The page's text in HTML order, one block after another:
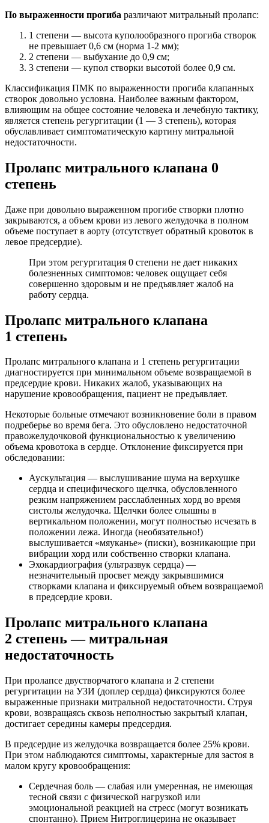
По выраженности прогиба различают митральный пролапс:
1 степени — высота куполообразного прогиба створок
не превышает 0,6 см (норма 1-2 мм);
2 степени — выбухание до 0,9 см;
3 степени — купол створки высотой более 0,9 см.
Классификация ПМК по выраженности прогиба клапанных
створок довольно условна. Наиболее важным фактором,
влияющим на общее состояние человека и лечебную тактику,
является степень регургитации (1 — 3 степень), которая
обуславливает симптоматическую картину митральной
недостаточности.
Пролапс митрального клапана 0
степень
Даже при довольно выраженном прогибе створки плотно
закрываются, а объем крови из левого желудочка в полном
объеме поступает в аорту (отсутствует обратный кровоток в
левое предсердие).
При этом регургитация 0 степени не дает никаких
болезненных симптомов: человек ощущает себя
совершенно здоровым и не предъявляет жалоб на
работу сердца.
Пролапс митрального клапана
1 степень
Пролапс митрального клапана и 1 степень регургитации
диагностируется при минимальном объеме возвращаемой в
предсердие крови. Никаких жалоб, указывающих на
нарушение кровообращения, пациент не предъявляет.
Некоторые больные отмечают возникновение боли в правом
подреберье во время бега. Это обусловлено недостаточной
правожелудочковой функциональностью к увеличению
объема кровотока в сердце. Отклонение фиксируется при
обследовании:
Аускультация — выслушивание шума на верхушке
сердца и специфического щелчка, обусловленного
резким напряжением расслабленных хорд во время
систолы желудочка. Щелчки более слышны в
вертикальном положении, могут полностью исчезать в
положении лежа. Иногда (необязательно!)
выслушивается «мяуканье» (писки), возникающие при
вибрации хорд или собственно створки клапана.
Эхокардиография (ультразвук сердца) —
незначительный просвет между закрывшимися
створками клапана и фиксируемый объем возвращаемой
в предсердие крови.
Пролапс митрального клапана
2 степень — митральная
недостаточность
При пролапсе двустворчатого клапана и 2 степени
регургитации на УЗИ (доплер сердца) фиксируются более
выраженные признаки митральной недостаточности. Струя
крови, возвращаясь сквозь неполностью закрытый клапан,
достигает середины камеры предсердия.
В предсердие из желудочка возвращается более 25% крови.
При этом наблюдаются симптомы, характерные для застоя в
малом кругу кровообращения:
Сердечная боль — слабая или умеренная, не имеющая
тесной связи с физической нагрузкой или
эмоциональной реакцией на стресс (могут возникать
спонтанно). Прием Нитроглицерина не оказывает